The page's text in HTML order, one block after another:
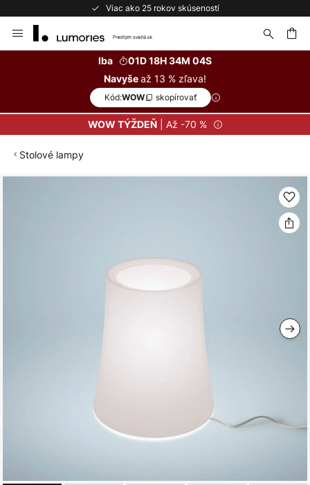
Viac ako 25 rokov skúseností
to
Iba
01D 18H 34M 03S
Navyšeaž 13 % zľava!
Kód:WOW skopírovať
WOW TÝŽDEŇ| Až -70 %
Stolové lampy